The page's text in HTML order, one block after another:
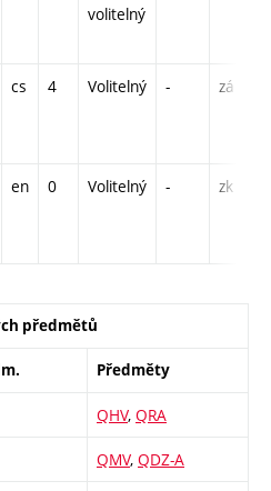
volitelný
cs 4 Volitelný - zá
en 0 Volitelný - zk
předmětů
Předměty
QHV, QRA
QMV, QDZ-A